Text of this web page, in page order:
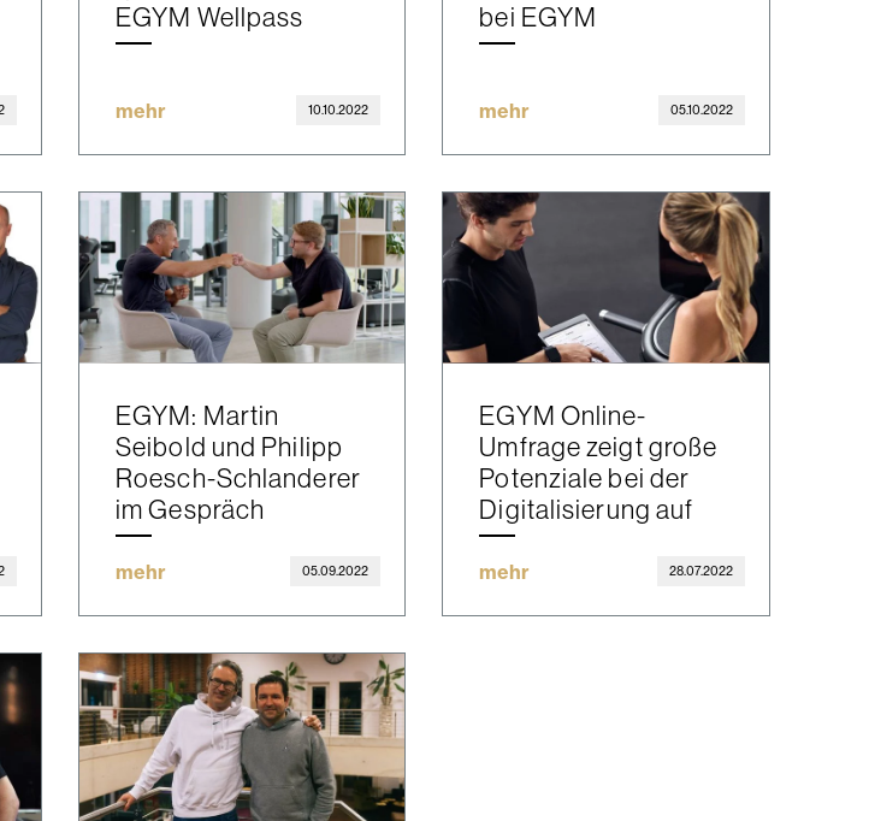
EGYM Wellpass
mehr 10.10.2022
bei EGYM
mehr 05.10.2022
EGYM: Martin
Seibold und Philipp
Roesch-Schlanderer
im Gespräch
mehr 05.09.2022
EGYM Online-
Umfrage zeigt große
Potenziale bei der
Digitalisierung auf
mehr 28.07.2022